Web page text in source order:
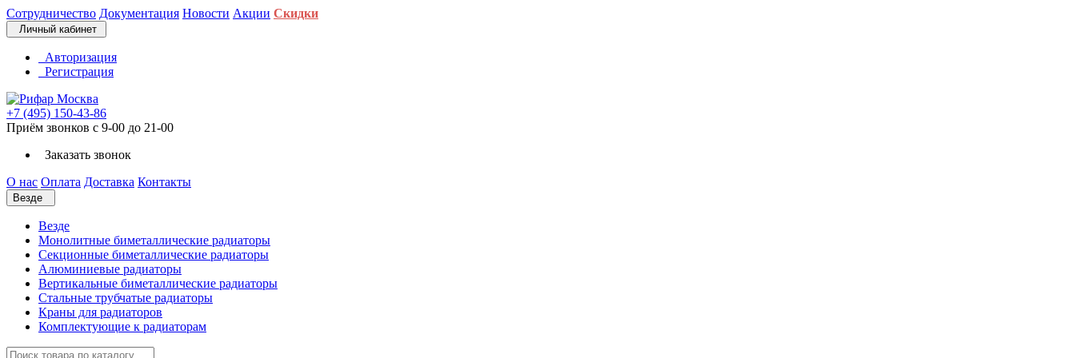
Сотрудничество Документация Новости Акции Скидки
Личный кабинет
Авторизация
Регистрация
+7 (495) 150-43-86
Приём звонков с 9-00 до 21-00
Заказать звонок
О нас Оплата Доставка Контакты
Везде
Везде
Монолитные биметаллические радиаторы
Секционные биметаллические радиаторы
Алюминиевые радиаторы
Вертикальные биметаллические радиаторы
Стальные трубчатые радиаторы
Краны для радиаторов
Комплектующие к радиаторам